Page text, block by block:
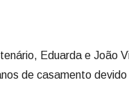
Eduarda e João
de casamento